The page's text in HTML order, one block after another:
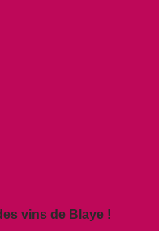
vins de Blaye !